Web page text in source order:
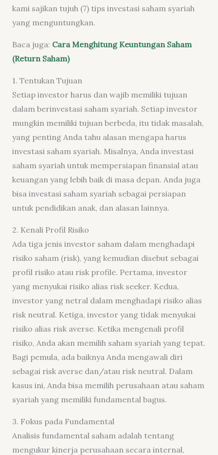
kami sajikan tujuh (7) tips investasi saham syariah
yang menguntungkan.
Baca juga: Cara Menghitung Keuntungan Saham
(Return Saham)
1. Tentukan Tujuan
Setiap investor harus dan wajib memiliki tujuan
dalam berinvestasi saham syariah. Setiap investor
mungkin memiliki tujuan berbeda, itu tidak masalah,
yang penting Anda tahu alasan mengapa harus
investasi saham syariah. Misalnya, Anda investasi
saham syariah untuk mempersiapan finansial atau
keuangan yang lebih baik di masa depan. Anda juga
bisa investasi saham syariah sebagai persiapan
untuk pendidikan anak, dan alasan lainnya.
2. Kenali Profil Risiko
Ada tiga jenis investor saham dalam menghadapi
risiko saham (risk), yang kemudian disebut sebagai
profil risiko atau risk profile. Pertama, investor
yang menyukai risiko alias risk seeker. Kedua,
investor yang netral dalam menghadapi risiko alias
risk neutral. Ketiga, investor yang tidak menyukai
risiko alias risk averse. Ketika mengenali profil
risiko, Anda akan memilih saham syariah yang tepat.
Bagi pemula, ada baiknya Anda mengawali diri
sebagai risk averse dan/atau risk neutral. Dalam
kasus ini, Anda bisa memilih perusahaan atau saham
syariah yang memiliki fundamental bagus.
3. Fokus pada Fundamental
Analisis fundamental saham adalah tentang
mengukur kinerja perusahaan secara internal,